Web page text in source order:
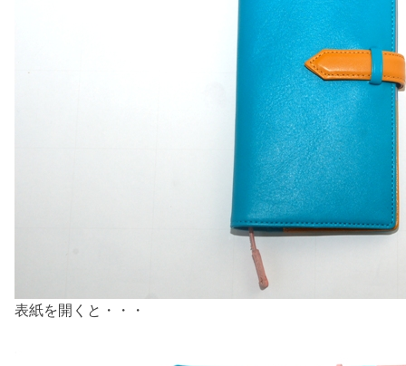
表紙を開くと・・・